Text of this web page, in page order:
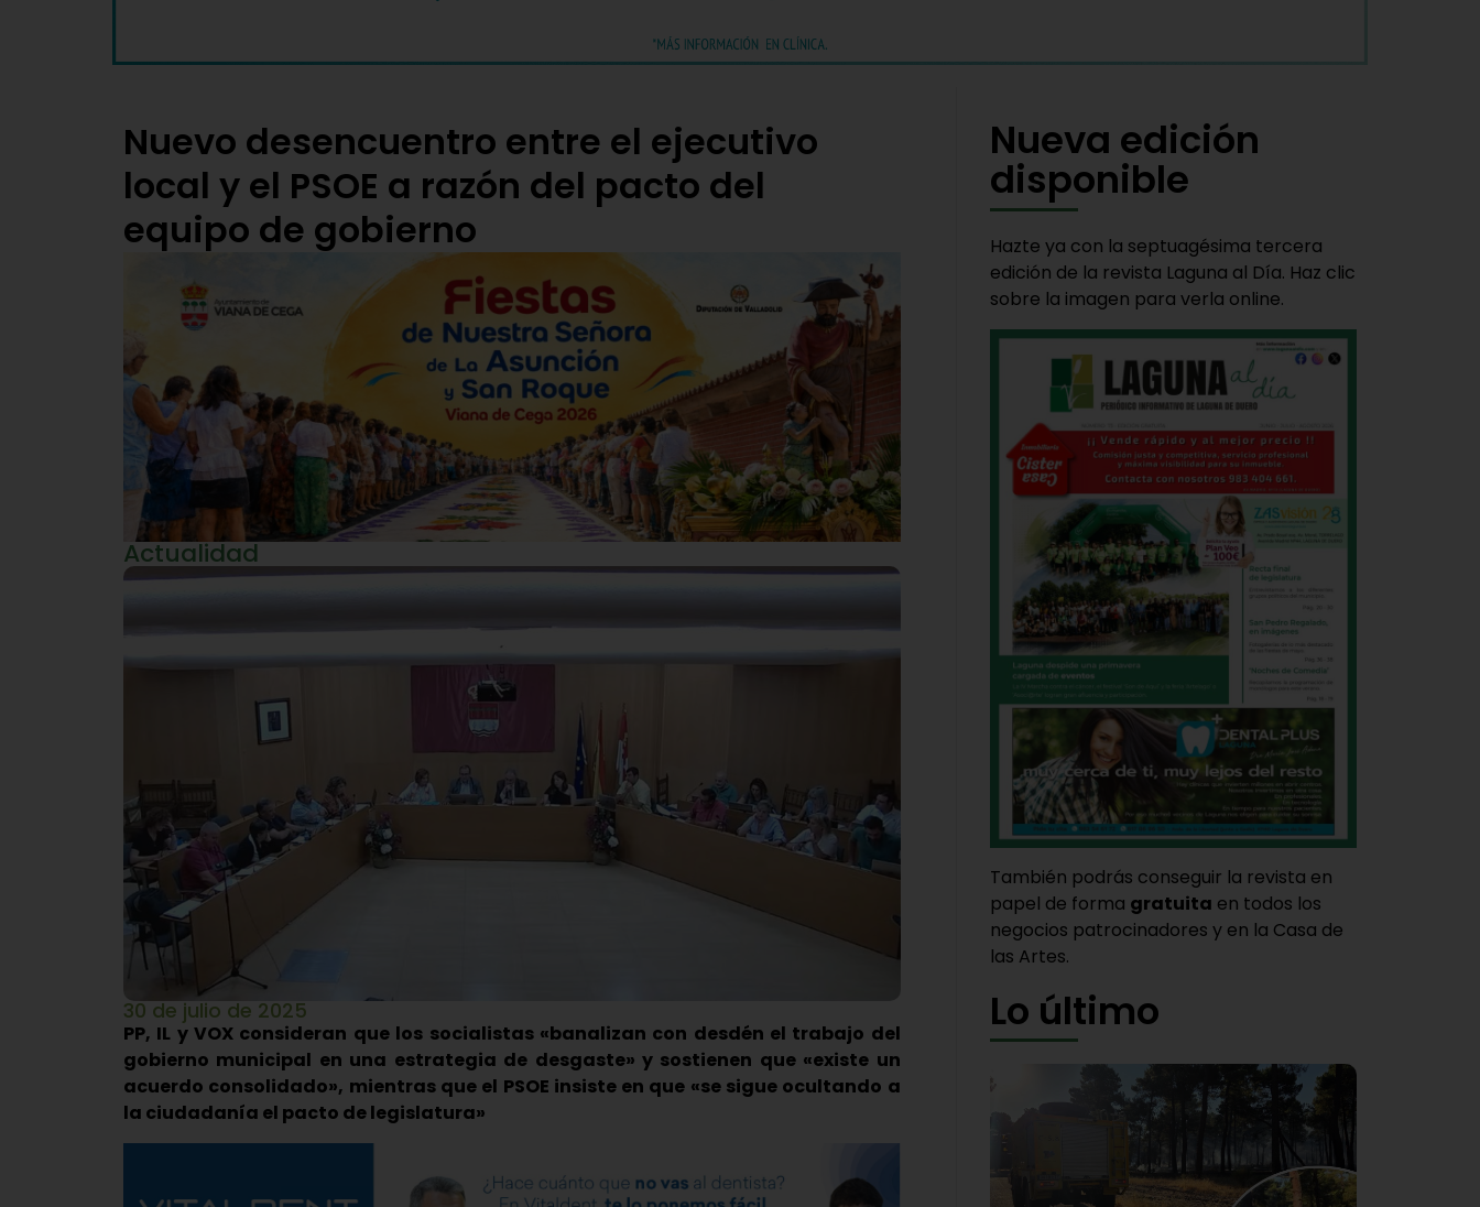
Nuevo desencuentro entre el ejecutivo
local y el PSOE a razón del pacto del
equipo de gobierno
Actualidad
30 de julio de 2025
PP, IL y VOX consideran que los socialistas «banalizan con desdén el trabajo del
gobierno municipal en una estrategia de desgaste» y sostienen que «existe un
acuerdo consolidado», mientras que el PSOE insiste en que «se sigue ocultando a
la ciudadanía el pacto de legislatura»
Nueva edición
disponible
Hazte ya con la septuagésima tercera
edición de la revista Laguna al Día. Haz clic
sobre la imagen para verla online.
También podrás conseguir la revista en
papel de forma gratuita en todos los
negocios patrocinadores y en la Casa de
las Artes.
Lo último